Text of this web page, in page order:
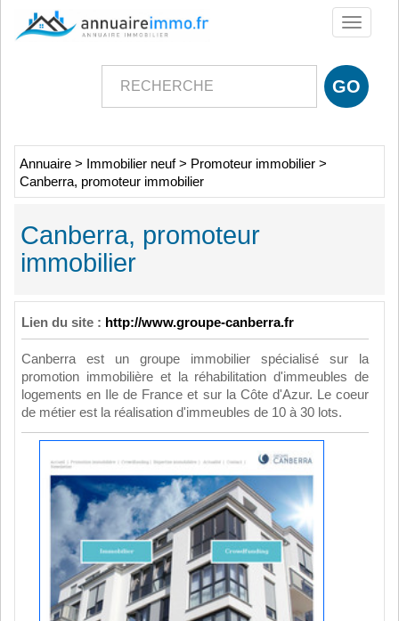
Toggle
Annuaire > Immobilier neuf> Promoteur immobilier >
Canberra, promoteur immobilier
Canberra, promoteur
immobilier
Lien du site : http://www.groupe-canberra.fr
Canberra est un groupe immobilier spécialisé sur la
promotion immobilière et la réhabilitation d'immeubles de
logements en Ile de France et sur la Côte d'Azur. Le coeur
de métier est la réalisation d'immeubles de 10 à 30 lots.